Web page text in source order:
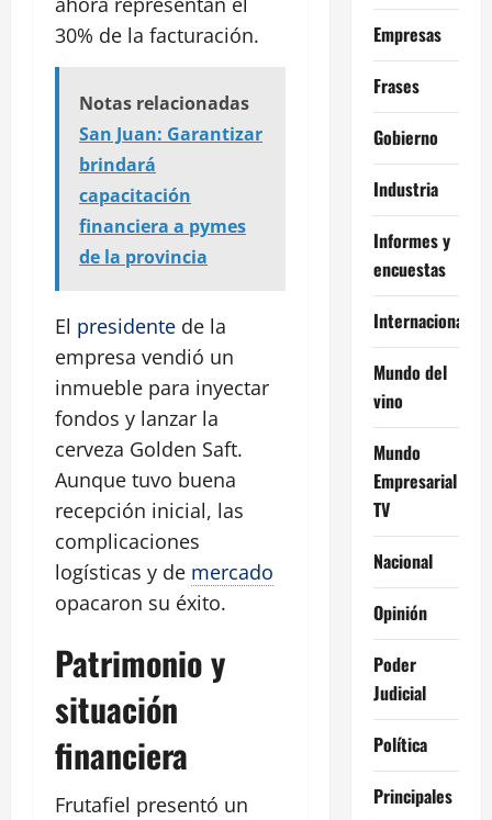
30% de la facturación.
Notas relacionadas
San Juan: Garantizar
brindará
capacitación
financiera a pymes
de la provincia
El presidente de la
empresa vendió un
inmueble para inyectar
fondos y lanzar la
cerveza Golden Saft.
Aunque tuvo buena
recepción inicial, las
complicaciones
logísticas y de mercado
opacaron su éxito.
Patrimonio y
situación
financiera
Frutafiel presentó un
Empresas
Frases
Gobierno
Industria
Informes y
encuestas
Internacional
Mundo del
vino
Mundo
Empresarial
TV
Nacional
Opinión
Poder
Judicial
Política
Principales